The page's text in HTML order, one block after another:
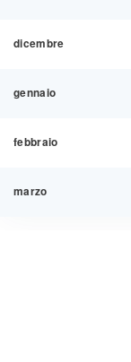
dicembre
gennaio
febbraio
marzo